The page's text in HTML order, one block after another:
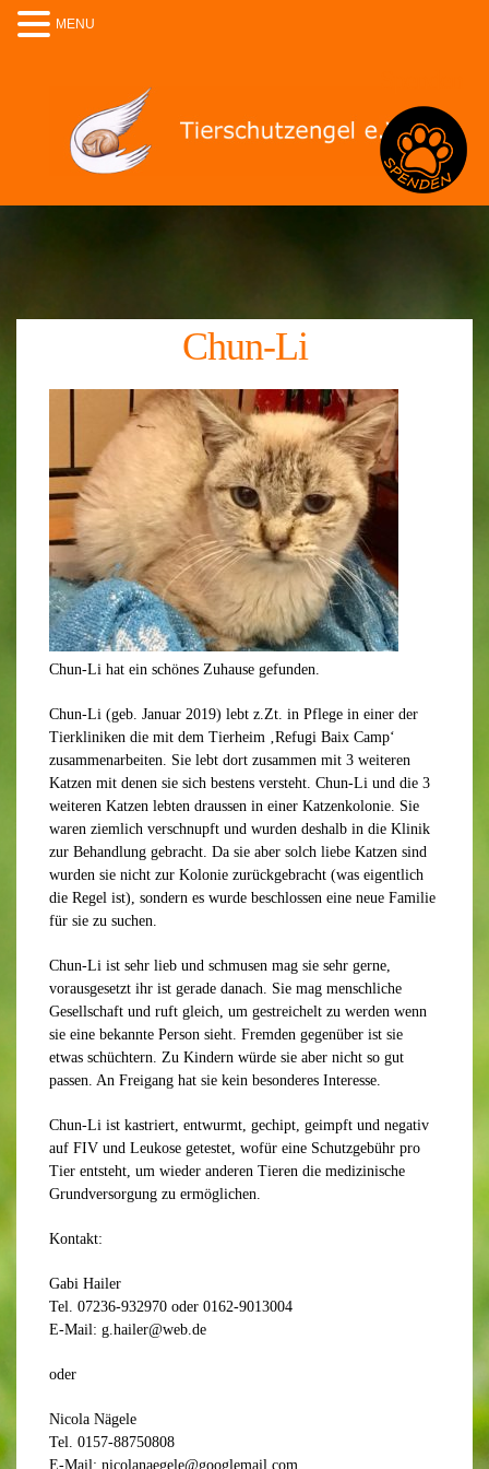
Chun-Li
Chun-Li hat ein schönes Zuhause gefunden.
Chun-Li (geb. Januar 2019) lebt z.Zt. in Pflege in einer der
Tierkliniken die mit dem Tierheim ‚Refugi Baix Camp‘
zusammenarbeiten. Sie lebt dort zusammen mit 3 weiteren
Katzen mit denen sie sich bestens versteht. Chun-Li und die 3
weiteren Katzen lebten draussen in einer Katzenkolonie. Sie
waren ziemlich verschnupft und wurden deshalb in die Klinik
zur Behandlung gebracht. Da sie aber solch liebe Katzen sind
wurden sie nicht zur Kolonie zurückgebracht (was eigentlich
die Regel ist), sondern es wurde beschlossen eine neue Familie
für sie zu suchen.
Chun-Li ist sehr lieb und schmusen mag sie sehr gerne,
vorausgesetzt ihr ist gerade danach. Sie mag menschliche
Gesellschaft und ruft gleich, um gestreichelt zu werden wenn
sie eine bekannte Person sieht. Fremden gegenüber ist sie
etwas schüchtern. Zu Kindern würde sie aber nicht so gut
passen. An Freigang hat sie kein besonderes Interesse.
Chun-Li ist kastriert, entwurmt, gechipt, geimpft und negativ
auf FIV und Leukose getestet, wofür eine Schutzgebühr pro
Tier entsteht, um wieder anderen Tieren die medizinische
Grundversorgung zu ermöglichen.
Kontakt:
Gabi Hailer
Tel. 07236-932970 oder 0162-9013004
E-Mail: g.hailer@web.de
oder
Nicola Nägele
Tel. 0157-88750808
E-Mail: nicolanaegele@googlemail.com
MENU